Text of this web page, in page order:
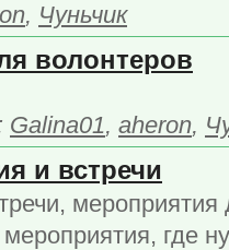
, Чуньчик
волонтеров
Galina01, aheron,
и встречи
мероприятия
где